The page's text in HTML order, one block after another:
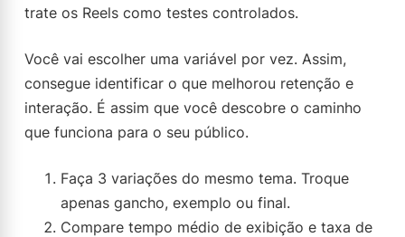
trate os Reels como testes controlados.
Você vai escolher uma variável por vez. Assim,
consegue identificar o que melhorou retenção e
interação. É assim que você descobre o caminho
que funciona para o seu público.
Faça 3 variações do mesmo tema. Troque
apenas gancho, exemplo ou final.
Compare tempo médio de exibição e taxa de